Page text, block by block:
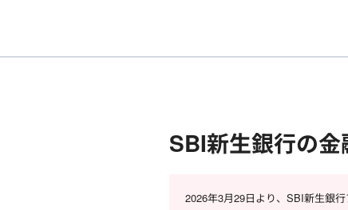
SBI新生銀行の
2026年3月29日より、SBI新生銀